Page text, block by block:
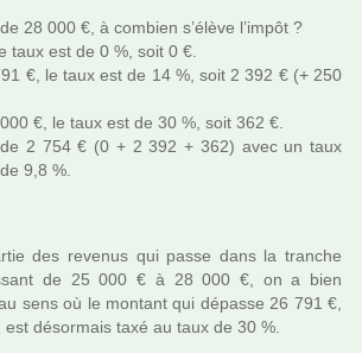
28 000 €, à com­bien s’élève l’impôt ?
taux est de 0 %, soit 0 €.
€, le taux est de 14 %, soit 2 392 € (+ 250
€, le taux est de 30 %, soit 362 €.
de 2 754 € (0 + 2 392 + 362) avec un taux
9,8 %.
des reve­nus qui passe dans la tran­che
de 25 000 € à 28 000 €, on a bien
sens où le mon­tant qui dépasse 26 791 €,
est désor­mais taxé au taux de 30 %.